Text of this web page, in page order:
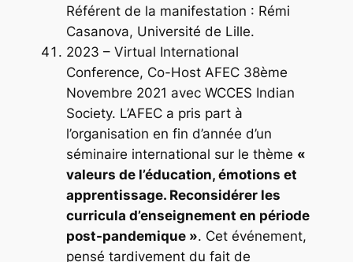
Référent de la manifestation : Rémi
Casanova, Université de Lille.
2023 – Virtual International
Conference, Co-Host AFEC 38ème
Novembre 2021 avec WCCES Indian
Society. L’AFEC a pris part à
l’organisation en fin d’année d’un
séminaire international sur le thème «
valeurs de l’éducation, émotions et
apprentissage. Reconsidérer les
curricula d’enseignement en période
post-pandemique ». Cet événement,
pensé tardivement du fait de